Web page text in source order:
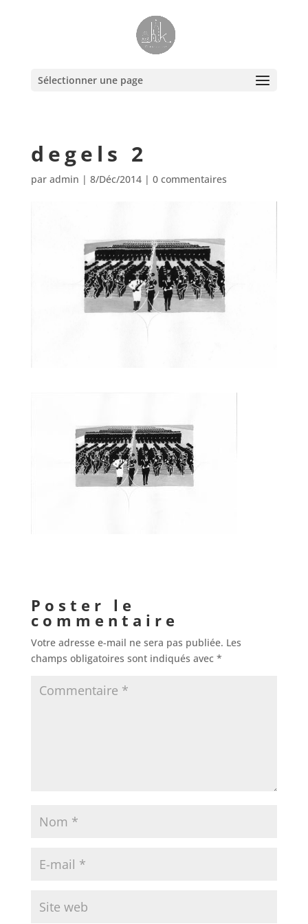
Sélectionner une page
degels 2
par admin | 8/Déc/2014| 0 commentaires
Poster le
commentaire
Votre adresse e-mail ne sera pas publiée. Les
champs obligatoires sont indiqués avec *